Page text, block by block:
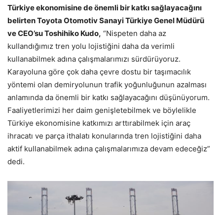
Türkiye ekonomisine de önemli bir katkı sağlayacağını
belirten Toyota Otomotiv Sanayi Türkiye Genel Müdürü
ve CEO’su Toshihiko Kudo, “Nispeten daha az
kullandığımız tren yolu lojistiğini daha da verimli
kullanabilmek adına çalışmalarımızı sürdürüyoruz.
Karayoluna göre çok daha çevre dostu bir taşımacılık
yöntemi olan demiryolunun trafik yoğunluğunun azalması
anlamında da önemli bir katkı sağlayacağını düşünüyorum.
Faaliyetlerimizi her daim genişletebilmek ve böylelikle
Türkiye ekonomisine katkımızı arttırabilmek için araç
ihracatı ve parça ithalatı konularında tren lojistiğini daha
aktif kullanabilmek adına çalışmalarımıza devam edeceğiz”
dedi.